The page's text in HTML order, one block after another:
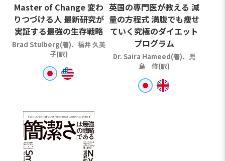
Master of Change 変わ
りつづける人 最新研究が
実証する最強の生存戦略
Brad Stulberg(著)、福井 久美
子(訳)
英国の専門医が教える 減
量の方程式 満腹でも痩せ
ていく究極のダイエット
プログラム
Dr. Saira Hameed(著)、児
島 修(訳)